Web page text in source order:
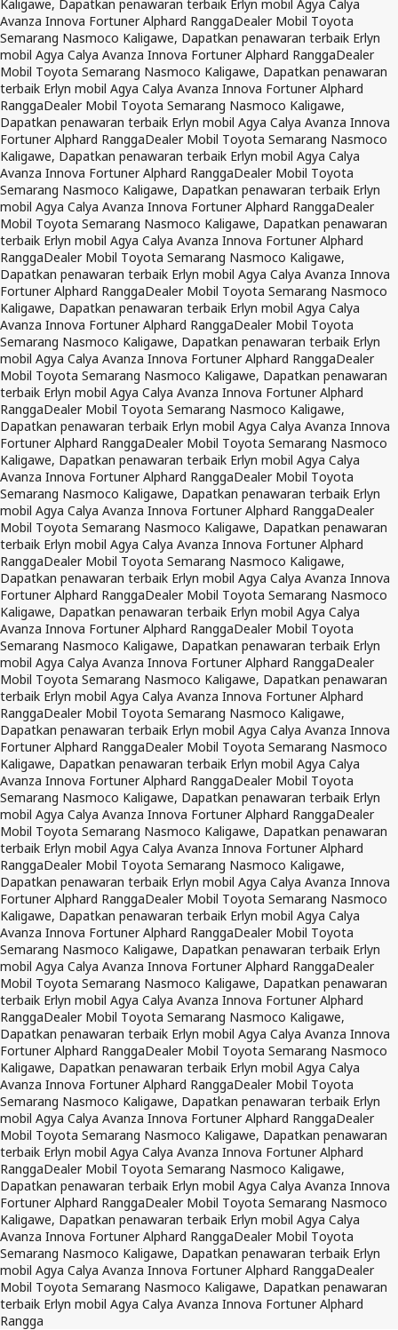
Kaligawe, Dapatkan penawaran terbaik Erlyn mobil Agya Calya
Avanza Innova Fortuner Alphard RanggaDealer Mobil Toyota
Semarang Nasmoco Kaligawe, Dapatkan penawaran terbaik Erlyn
mobil Agya Calya Avanza Innova Fortuner Alphard RanggaDealer
Mobil Toyota Semarang Nasmoco Kaligawe, Dapatkan penawaran
terbaik Erlyn mobil Agya Calya Avanza Innova Fortuner Alphard
RanggaDealer Mobil Toyota Semarang Nasmoco Kaligawe,
Dapatkan penawaran terbaik Erlyn mobil Agya Calya Avanza Innova
Fortuner Alphard RanggaDealer Mobil Toyota Semarang Nasmoco
Kaligawe, Dapatkan penawaran terbaik Erlyn mobil Agya Calya
Avanza Innova Fortuner Alphard RanggaDealer Mobil Toyota
Semarang Nasmoco Kaligawe, Dapatkan penawaran terbaik Erlyn
mobil Agya Calya Avanza Innova Fortuner Alphard RanggaDealer
Mobil Toyota Semarang Nasmoco Kaligawe, Dapatkan penawaran
terbaik Erlyn mobil Agya Calya Avanza Innova Fortuner Alphard
RanggaDealer Mobil Toyota Semarang Nasmoco Kaligawe,
Dapatkan penawaran terbaik Erlyn mobil Agya Calya Avanza Innova
Fortuner Alphard RanggaDealer Mobil Toyota Semarang Nasmoco
Kaligawe, Dapatkan penawaran terbaik Erlyn mobil Agya Calya
Avanza Innova Fortuner Alphard RanggaDealer Mobil Toyota
Semarang Nasmoco Kaligawe, Dapatkan penawaran terbaik Erlyn
mobil Agya Calya Avanza Innova Fortuner Alphard RanggaDealer
Mobil Toyota Semarang Nasmoco Kaligawe, Dapatkan penawaran
terbaik Erlyn mobil Agya Calya Avanza Innova Fortuner Alphard
RanggaDealer Mobil Toyota Semarang Nasmoco Kaligawe,
Dapatkan penawaran terbaik Erlyn mobil Agya Calya Avanza Innova
Fortuner Alphard RanggaDealer Mobil Toyota Semarang Nasmoco
Kaligawe, Dapatkan penawaran terbaik Erlyn mobil Agya Calya
Avanza Innova Fortuner Alphard RanggaDealer Mobil Toyota
Semarang Nasmoco Kaligawe, Dapatkan penawaran terbaik Erlyn
mobil Agya Calya Avanza Innova Fortuner Alphard RanggaDealer
Mobil Toyota Semarang Nasmoco Kaligawe, Dapatkan penawaran
terbaik Erlyn mobil Agya Calya Avanza Innova Fortuner Alphard
RanggaDealer Mobil Toyota Semarang Nasmoco Kaligawe,
Dapatkan penawaran terbaik Erlyn mobil Agya Calya Avanza Innova
Fortuner Alphard RanggaDealer Mobil Toyota Semarang Nasmoco
Kaligawe, Dapatkan penawaran terbaik Erlyn mobil Agya Calya
Avanza Innova Fortuner Alphard RanggaDealer Mobil Toyota
Semarang Nasmoco Kaligawe, Dapatkan penawaran terbaik Erlyn
mobil Agya Calya Avanza Innova Fortuner Alphard RanggaDealer
Mobil Toyota Semarang Nasmoco Kaligawe, Dapatkan penawaran
terbaik Erlyn mobil Agya Calya Avanza Innova Fortuner Alphard
RanggaDealer Mobil Toyota Semarang Nasmoco Kaligawe,
Dapatkan penawaran terbaik Erlyn mobil Agya Calya Avanza Innova
Fortuner Alphard RanggaDealer Mobil Toyota Semarang Nasmoco
Kaligawe, Dapatkan penawaran terbaik Erlyn mobil Agya Calya
Avanza Innova Fortuner Alphard RanggaDealer Mobil Toyota
Semarang Nasmoco Kaligawe, Dapatkan penawaran terbaik Erlyn
mobil Agya Calya Avanza Innova Fortuner Alphard RanggaDealer
Mobil Toyota Semarang Nasmoco Kaligawe, Dapatkan penawaran
terbaik Erlyn mobil Agya Calya Avanza Innova Fortuner Alphard
RanggaDealer Mobil Toyota Semarang Nasmoco Kaligawe,
Dapatkan penawaran terbaik Erlyn mobil Agya Calya Avanza Innova
Fortuner Alphard RanggaDealer Mobil Toyota Semarang Nasmoco
Kaligawe, Dapatkan penawaran terbaik Erlyn mobil Agya Calya
Avanza Innova Fortuner Alphard RanggaDealer Mobil Toyota
Semarang Nasmoco Kaligawe, Dapatkan penawaran terbaik Erlyn
mobil Agya Calya Avanza Innova Fortuner Alphard RanggaDealer
Mobil Toyota Semarang Nasmoco Kaligawe, Dapatkan penawaran
terbaik Erlyn mobil Agya Calya Avanza Innova Fortuner Alphard
RanggaDealer Mobil Toyota Semarang Nasmoco Kaligawe,
Dapatkan penawaran terbaik Erlyn mobil Agya Calya Avanza Innova
Fortuner Alphard RanggaDealer Mobil Toyota Semarang Nasmoco
Kaligawe, Dapatkan penawaran terbaik Erlyn mobil Agya Calya
Avanza Innova Fortuner Alphard RanggaDealer Mobil Toyota
Semarang Nasmoco Kaligawe, Dapatkan penawaran terbaik Erlyn
mobil Agya Calya Avanza Innova Fortuner Alphard RanggaDealer
Mobil Toyota Semarang Nasmoco Kaligawe, Dapatkan penawaran
terbaik Erlyn mobil Agya Calya Avanza Innova Fortuner Alphard
RanggaDealer Mobil Toyota Semarang Nasmoco Kaligawe,
Dapatkan penawaran terbaik Erlyn mobil Agya Calya Avanza Innova
Fortuner Alphard RanggaDealer Mobil Toyota Semarang Nasmoco
Kaligawe, Dapatkan penawaran terbaik Erlyn mobil Agya Calya
Avanza Innova Fortuner Alphard RanggaDealer Mobil Toyota
Semarang Nasmoco Kaligawe, Dapatkan penawaran terbaik Erlyn
mobil Agya Calya Avanza Innova Fortuner Alphard RanggaDealer
Mobil Toyota Semarang Nasmoco Kaligawe, Dapatkan penawaran
terbaik Erlyn mobil Agya Calya Avanza Innova Fortuner Alphard
Rangga